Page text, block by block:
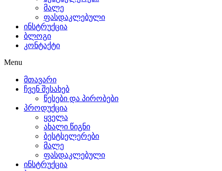
sensible
and
complex
characteristics.
replica
heuer
rolex
მალე
ფასდაკლებული
ინსტრუქცია
ბლოგი
კონტაქტი
Menu
მთავარი
ჩვენ შესახებ
წესები და პირობები
პროდუქცია
ყველა
ახალი წიგნი
ბესტსელერები
მალე
ფასდაკლებული
ინსტრუქცია